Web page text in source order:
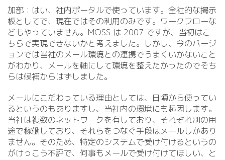
加部：はい、社内ポータルで使っています。全社的な掲示
板としてで、現在ではその利用のみです。ワークフローな
どもやっていません。MOSS は 2007 ですが、当初はこ
ちらで実現できないかと考えました。しかし、今のバージ
ョンでは当社のメール環境との連携でうまくいかないこと
がわかり、メールを軸にして環境を整えたかったのでそち
らは候補からはずしました。
メールにこだわっている理由としては、日頃から使ってい
るというのもありますし、当社内の環境にも起因します。
当社は複数のネットワークを有しており、それぞれ別の用
途で稼働しており、それらをつなぐ手段はメールしかあり
ません。そのため、特定のシステムで受け付けるというの
がけっこう不評で、何事もメールで受け付けてほしい、と